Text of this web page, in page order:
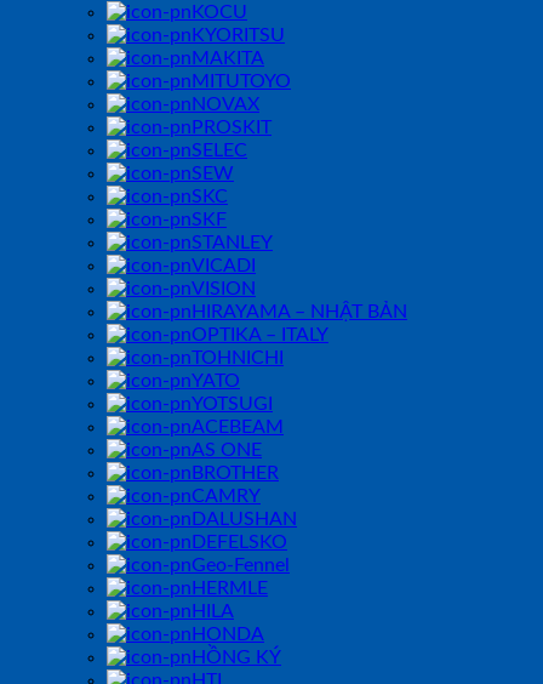
KOCU
KYORITSU
MAKITA
MITUTOYO
NOVAX
PROSKIT
SELEC
SEW
SKC
SKF
STANLEY
VICADI
VISION
HIRAYAMA – NHẬT BẢN
OPTIKA – ITALY
TOHNICHI
YATO
YOTSUGI
ACEBEAM
AS ONE
BROTHER
CAMRY
DALUSHAN
DEFELSKO
Geo-Fennel
HERMLE
HILA
HONDA
HỒNG KÝ
HTI